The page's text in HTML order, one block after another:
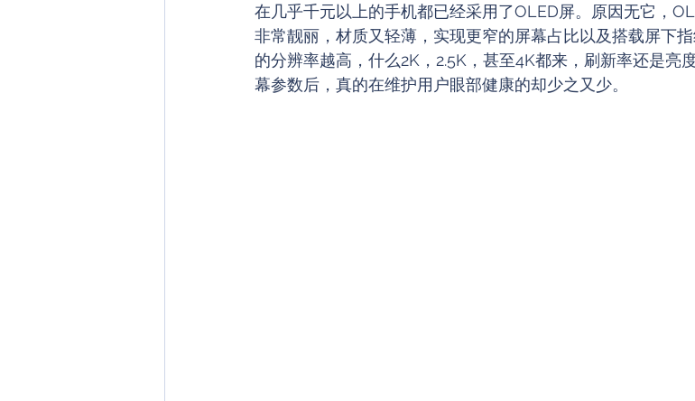
在几乎千元以上的手机都已经采用了OLED屏。原因无它，
非常靓丽，材质又轻薄，实现更窄的屏幕占比以及搭载屏下
的分辨率越高，什么2K，2.5K，甚至4K都来，刷新率还是亮
幕参数后，真的在维护用户眼部健康的却少之又少。